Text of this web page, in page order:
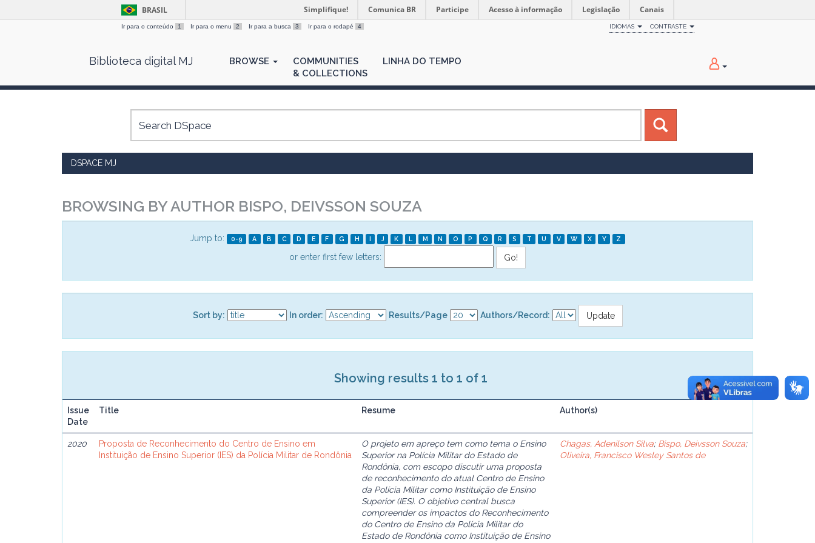
BRASIL Simplifique! Comunica BR Participe Acesso à informação Legislação Canais
Ir para o conteúdo 1 Ir para o menu 2 Ir para a busca 3 Ir para o rodapé 4 IDIOMAS CONTRASTE
Biblioteca digital MJ BROWSE
COMMUNITIES
& COLLECTIONS
LINHA DO TEMPO
DSPACE MJ
BROWSING BY AUTHOR BISPO, DEIVSSON SOUZA
Jump to: 0-9 A B C D E F G H I J K L M N O P Q R S T U V W X Y Z
or enter first few letters:
Sort by: In order: Results/Page Authors/Record:
Showing results 1 to 1 of 1
Issue
Date
Title Resume Author(s)
2020
Proposta de Reconhecimento do Centro de Ensino em
Instituição de Ensino Superior (IES) da Polícia Militar de Rondônia
O projeto em apreço tem como tema o Ensino
Superior na Polícia Militar do Estado de
Rondônia, com escopo discutir uma proposta
de reconhecimento do atual Centro de Ensino
da Polícia Militar como Instituição de Ensino
Superior (IES). O objetivo central busca
compreender os impactos do Reconhecimento
do Centro de Ensino da Polícia Militar do
Estado de Rondônia como Instituição de Ensino
Chagas, Adenilson Silva; Bispo, Deivsson Souza;
Oliveira, Francisco Wesley Santos de